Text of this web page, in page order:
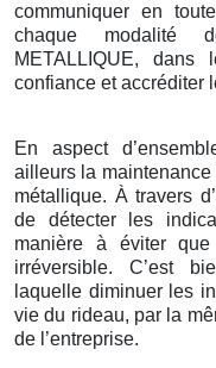
communiquer en
chaque modalité
METALLIQUE,
confiance et accréditer
En aspect
ailleurs la maintenance
métallique. À travers
de détecter les
manière à éviter
irréversible. C’est
laquelle diminuer les
vie du rideau, par la
de l’entreprise.